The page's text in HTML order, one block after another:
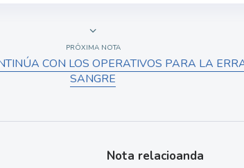
PRÓXIMA NOTA
CON LOS OPERATIVOS PARA LA
SANGRE
Nota relacioanda